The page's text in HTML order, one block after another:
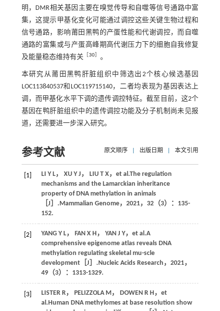
明，DMR相关基因主要在嗅觉传导和自噬等信号通路中富
集，这提示甲基化变化可能通过调控这些关键生物过程和
信号通路，影响莆田黑鸭的产蛋性能和代谢调控，而自噬
通路的富集或与产蛋高峰期高代谢压力下的细胞自我修复
及能量稳态维持有关
30］ 。
本研究从莆田黑鸭肝脏组织中筛选出2个核心候选基因
LOC113840537和LOC119715140，二者均表现为基因表达上
调，而甲基化水平下调的遗传调控特征。截至目前，这2个
基因在鸭肝脏组织中的遗传调控功能及分子机制尚未见报
道，还需要进一步深入研究。
参考文献 原文顺序 出版日期 本文引用
[1] LI Y L， XU Y J ， LIU T X， et al .The regulation
mechanisms and the Lamarckian inheritance
property of DNA methylation in animals
［J］. Mammalian Genome， 2021， 32（3）：135-
152.
[2] YANG Y L， FAN X H ， YAN J Y， et al .A
comprehensive epigenome atlas reveals DNA
methylation regulating skeletal mu-scle
development［J］. Nucleic Acids Research ， 2021，
49（3）：1313-1329.
[3] LISTER R， PELIZZOLA M ， DOWEN R H ， et
al .Human DNA methylomes at base resolution show